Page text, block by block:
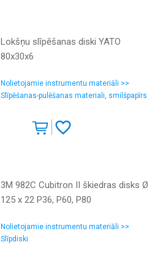
Lokšņu slīpēšanas diski YATO
80x30x6
Nolietojamie instrumentu materiāli >>
Slīpēšanas-pulēšanas materiali, smilšpapīrs
3M 982C Cubitron II škiedras disks Ø
125 x 22 P36, P60, P80
Nolietojamie instrumentu materiāli >>
Slīpdiski